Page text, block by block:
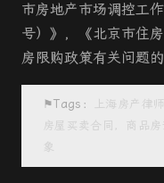
市房地产市场调控工
号）》，《北京市住
房限购政策有关问题
⚑Tags：
上海房产律
房屋买卖合同，商品
象